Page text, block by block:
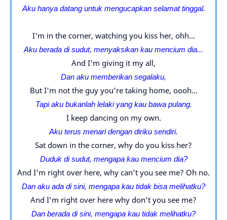
Aku hanya datang untuk mengucapkan selamat tinggal.
I'm in the corner, watching you kiss her, ohh...
Aku berada di sudut, menyaksikan kau mencium dia...
And I'm giving it my all,
Dan aku memberikan segalaku,
But I'm not the guy you're taking home, oooh...
Tapi aku bukanlah lelaki yang kau bawa pulang.
I keep dancing on my own.
Aku terus menari dengan diriku sendiri.
Sat down in the corner, why do you kiss her?
Duduk di sudut, mengapa kau mencium dia?
And I'm right over here, why can't you see me? Oh no.
Dan aku ada di sini, mengapa kau tidak bisa melihatku?
And I'm right over here why don't you see me?
Dan berada di sini, mengapa kau tidak melihatku?